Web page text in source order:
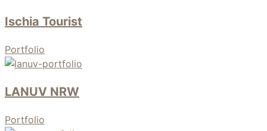
Ischia Tourist
Portfolio
LANUV NRW
Portfolio